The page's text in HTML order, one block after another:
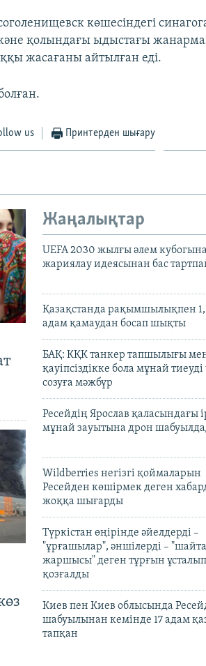
көшесіндегі
және қолындағы ыдыстағы
жасағаны айтылған еді.
us Принтерден шығару
Жаңалықтар
UEFA 2030 жылғы әлем
жариялау идеясынан бас
Қазақстанда рақымшылықпен
адам қамаудан босап шықты
БАҚ: КҚК танкер тапшылығы
қауіпсіздікке бола мұнай тиеуді
созуға мәжбүр
Ресейдің Ярослав қаласындағы
мұнай зауытына дрон
Wildberries негізгі қоймаларын
Ресейден көшірмек деген
жоққа шығарды
Түркістан өңірінде әйелдерді –
"ұрғашылар", әншілерді –
жаршысы" деген тұрғын
қозғалды
Киев пен Киев облысында
шабуылынан кемінде 17 адам
тапқан